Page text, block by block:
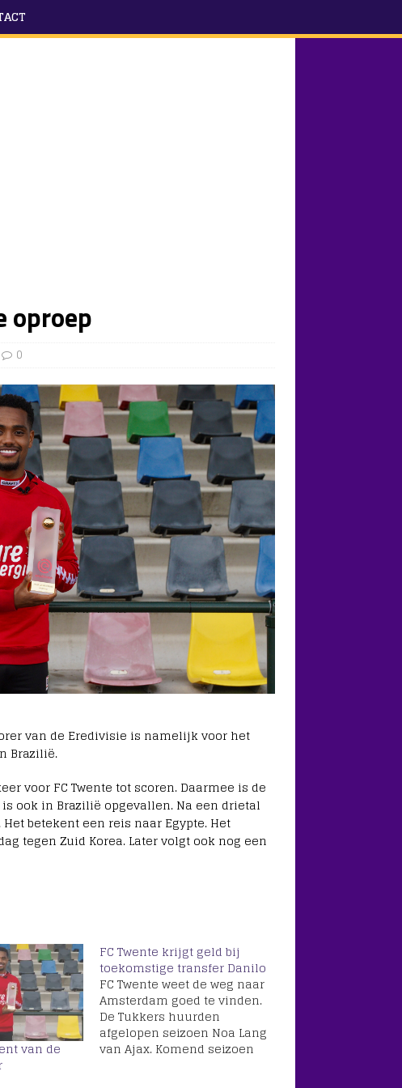
oproep
0
van de Eredivisie is namelijk voor het
Brazilië.
voor FC Twente tot scoren. Daarmee is de
ook in Brazilië opgevallen. Na een drietal
betekent een reis naar Egypte. Het
tegen Zuid Korea. Later volgt ook nog een
van de
FC Twente krijgt geld bij
toekomstige transfer Danilo
FC Twente weet de weg naar
Amsterdam goed te vinden.
De Tukkers huurden
afgelopen seizoen Noa Lang
van Ajax. Komend seizoen